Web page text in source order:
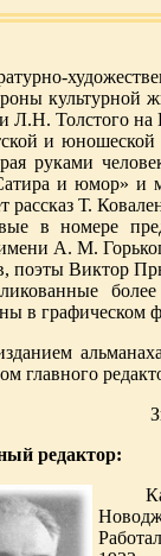
культурной
Л.Н. Толстого на
и
руками
и юмор» и
рассказ Т.
в номере
А. М.
поэты Виктор
в графическом
главного
редактор: